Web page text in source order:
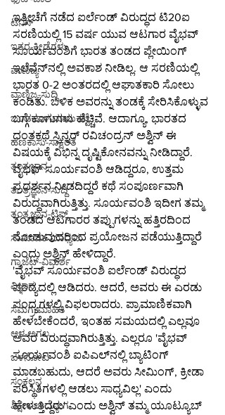
ಟೆನಿಸ್
ಇತರ-ಕ್ರೀಡೆಗಳು
ವಾಣಿಜ್ಯ
ವಾಣಿಜ್ಯ-ಸುದ್ದಿ
ಬಂಡವಾಳ-ಮಾರುಕಟ್ಟೆ
ಹಣಕಾಸು-ಸಾಕ್ಷರತೆ
ತಂತ್ರಜ್ಞಾನ
ತಂತ್ರಜ್ಞಾನ-ಸುದ್ದಿ
ತಂತ್ರಜ್ಞಾನ-ಟಿಪ್ಸ್
ಸಾಮಾಜಿಕ ಮಾಧ್ಯಮ
ಗ್ಯಾಜೆಟ್-ವಿಮರ್ಶೆ
ವಿಜ್ಞಾನ
ಸಮಗ್ರ-ಮಾಹಿತಿ
ಆಳ-ಅಗಲ
ಒಳನೋಟ
ಸಂಕಲನ
ಶಿಕ್ಷಣ-ಉದ್ಯೋಗ
ಇತ್ತೀಚೆಗೆ ನಡೆದ ಐರ್ಲೆಂಡ್ ವಿರುದ್ಧದ ಟಿ20ಐ
ಸರಣಿಯಲ್ಲಿ 15 ವರ್ಷ ಯುವ ಆಟಗಾರ ವೈಭವ್
ಸೂರ್ಯವಂಶಿಗೆ ಭಾರತ ತಂಡದ ಪ್ಲೇಯಿಂಗ್
ಇಲೆವೆನ್‌ನಲ್ಲಿ ಅವಕಾಶ ನೀಡಿಲ್ಲ. ಆ ಸರಣಿಯಲ್ಲಿ
ಭಾರತ 0-2 ಅಂತರದಲ್ಲಿ ಆಘಾತಕಾರಿ ಸೋಲು
ಕಂಡಿತು. ಬಳಿಕ ಅವರನ್ನು ತಂಡಕ್ಕೆ ಸೇರಿಸಿಕೊಳ್ಳುವ
ಬಗ್ಗೆ ಕೂಗುಗಳು ಹೆಚ್ಚಿವೆ. ಆದಾಗ್ಯೂ, ಭಾರತದ
ದಂತಕಥೆ ಸ್ಪಿನ್ನರ್ ರವಿಚಂದ್ರನ್ ಅಶ್ವಿನ್ ಈ
ವಿಷಯಕ್ಕೆ ವಿಭಿನ್ನ ದೃಷ್ಟಿಕೋನವನ್ನು ನೀಡಿದ್ದಾರೆ.
ವೈಭವ್ ಸೂರ್ಯವಂಶಿ ಆಡಿದ್ದರೂ, ಉತ್ತಮ
ಪ್ರದರ್ಶನ ನೀಡದಿದ್ದರೆ ಕಥೆ ಸಂಪೂರ್ಣವಾಗಿ
ವಿರುದ್ಧವಾಗಿರುತ್ತಿತ್ತು. ಸೂರ್ಯವಂಶಿ ಇದೀಗ ತಮ್ಮ
ತಂಡದ ಆಟಗಾರರ ತಪ್ಪುಗಳನ್ನು ಹತ್ತಿರದಿಂದ
ನೋಡುವುದರಿಂದ ಪ್ರಯೋಜನ ಪಡೆಯುತ್ತಿದ್ದಾರೆ
ಎಂದು ಅಶ್ವಿನ್ ಹೇಳಿದ್ದಾರೆ.
'ವೈಭವ್ ಸೂರ್ಯವಂಶಿ ಐರ್ಲೆಂಡ್ ವಿರುದ್ಧದ
ಪಂದ್ಯದಲ್ಲಿ ಆಡಿದರು. ಆದರೆ, ಅವರು ಈ ಎರಡು
ಪಂದ್ಯಗಳಲ್ಲಿ ವಿಫಲರಾದರು. ಪ್ರಾಮಾಣಿಕವಾಗಿ
ಹೇಳಬೇಕೆಂದರೆ, ಇಂತಹ ಸಮಯದಲ್ಲಿ ಎಲ್ಲವೂ
ಅವರ ವಿರುದ್ಧವಾಗಿರುತ್ತಿತ್ತು. ಎಲ್ಲರೂ 'ವೈಭವ್
ಸೂರ್ಯವಂಶಿ ಐಪಿಎಲ್‌ನಲ್ಲಿ ಬ್ಯಾಟಿಂಗ್
ಮಾಡಬಹುದು, ಆದರೆ ಅವರು ಸೀಮಿಂಗ್, ಕ್ರೀಡಾ
ಪರಿಸ್ಥಿತಿಗಳಲ್ಲಿ ಆಡಲು ಸಾಧ್ಯವಿಲ್ಲ' ಎಂದು
ಹೇಳುತ್ತಿದ್ದರು' ಎಂದು ಅಶ್ವಿನ್ ತಮ್ಮ ಯೂಟ್ಯೂಬ್